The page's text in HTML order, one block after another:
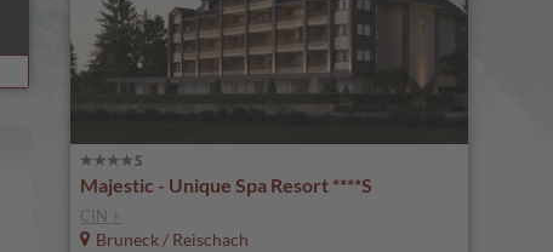
Majestic - Unique Spa Resort ****S
CIN +
Bruneck / Reischach